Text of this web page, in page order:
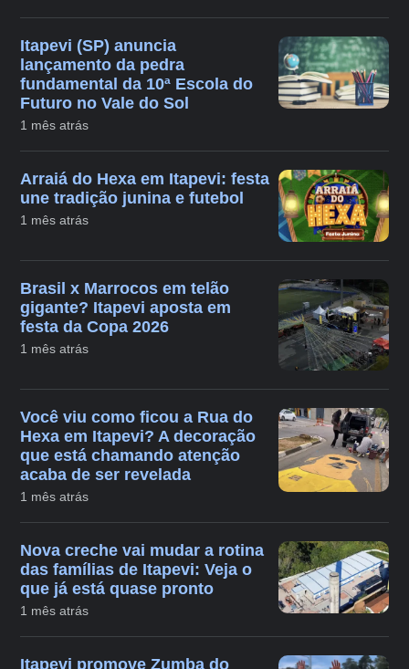
Itapevi (SP) anuncia
lançamento da pedra
fundamental da 10ª Escola do
Futuro no Vale do Sol
1 mês atrás
Arraiá do Hexa em Itapevi: festa
une tradição junina e futebol
1 mês atrás
Brasil x Marrocos em telão
gigante? Itapevi aposta em
festa da Copa 2026
1 mês atrás
Você viu como ficou a Rua do
Hexa em Itapevi? A decoração
que está chamando atenção
acaba de ser revelada
1 mês atrás
Nova creche vai mudar a rotina
das famílias de Itapevi: Veja o
que já está quase pronto
1 mês atrás
Itapevi promove Zumba do